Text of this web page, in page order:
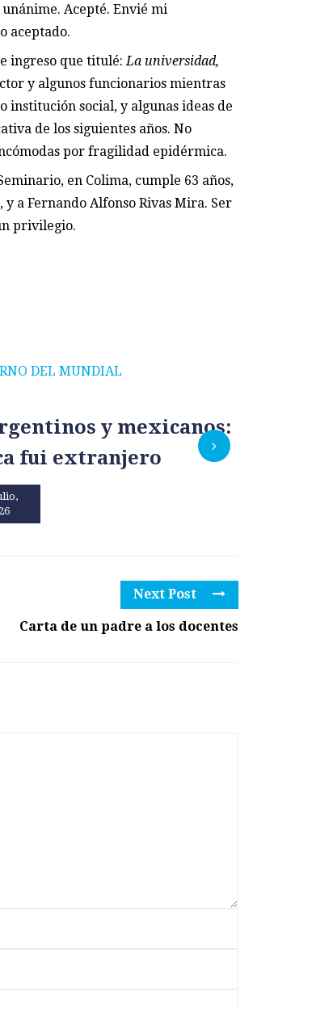
Acepté. Envié mi
aceptado.
ingreso que titulé:La universidad,
y algunos funcionarios mientras
institución social, y algunas ideas de
de los siguientes años. No
por fragilidad epidérmica.
en Colima, cumple 63 años,
a Fernando Alfonso Rivas Mira. Ser
privilegio.
DEL MUNDIAL
y mexicanos:
fui extranjero
Next Post
Carta de un padre a los docentes